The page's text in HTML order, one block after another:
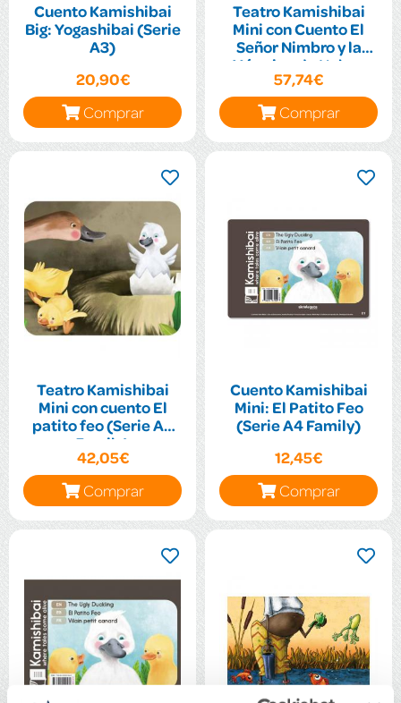
Cuento Kamishibai
Big: Yogashibai (Serie
A3)
20,90€
Comprar
Teatro Kamishibai
Mini con Cuento El
Señor Nimbro y la
Máquina de Nubes
(Serie A4 Family)
57,74€
Comprar
Teatro Kamishibai
Mini con cuento El
patito feo (Serie A4
Family)
42,05€
Comprar
Cuento Kamishibai
Mini: El Patito Feo
(Serie A4 Family)
12,45€
Comprar